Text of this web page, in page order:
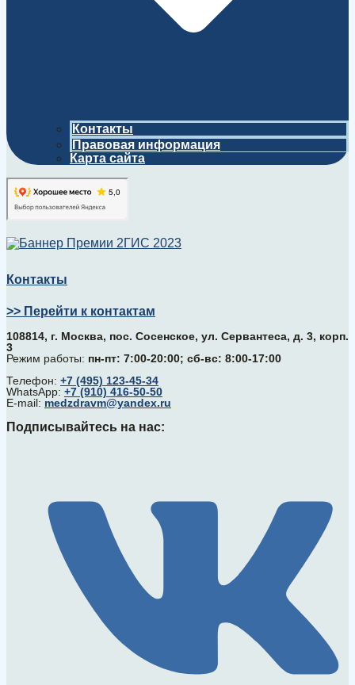
Контакты
Правовая информация
Карта сайта
Контакты
>> Перейти к контактам
108814, г. Москва, поc. Сосенское, ул. Сервантеса, д. 3, корп.
3
Режим работы: пн-пт: 7:00-20:00; сб-вс: 8:00-17:00
Телефон: +7 (495) 123-45-34
WhatsApp: +7 (910) 416-50-50
E-mail: medzdravm@yandex.ru
Подписывайтесь на нас: